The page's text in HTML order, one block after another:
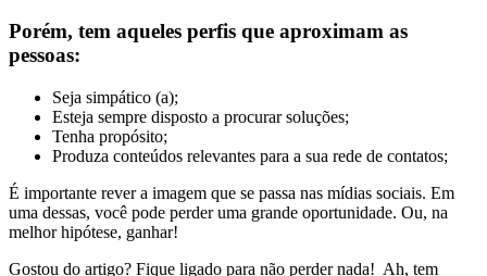
Porém, tem aqueles perfis que aproximam as
pessoas:
Seja simpático (a);
Esteja sempre disposto a procurar soluções;
Tenha propósito;
Produza conteúdos relevantes para a sua rede de contatos;
É importante rever a imagem que se passa nas mídias sociais. Em
uma dessas, você pode perder uma grande oportunidade. Ou, na
melhor hipótese, ganhar!
Gostou do artigo? Fique ligado para não perder nada! Ah, tem